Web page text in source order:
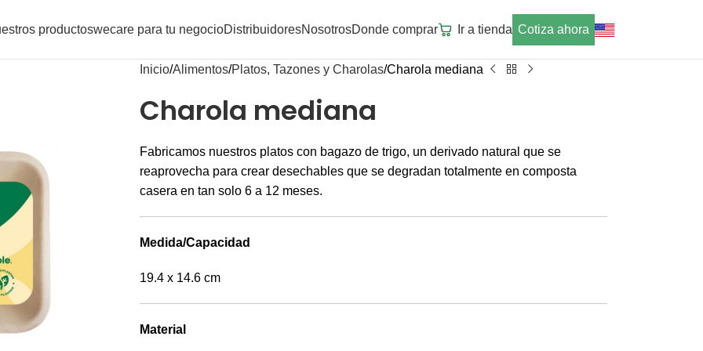
productoswecare para tu negocioDistribuidoresNosotrosDonde comprar Ir a tienda Cotiza ahora
Inicio Alimentos Platos, Tazones y Charolas Charola mediana
Charola mediana
Fabricamos nuestros platos con bagazo de trigo, un derivado natural que se
reaprovecha para crear desechables que se degradan totalmente en composta
casera en tan solo 6 a 12 meses.
Medida/Capacidad
19.4 x 14.6 cm
Material